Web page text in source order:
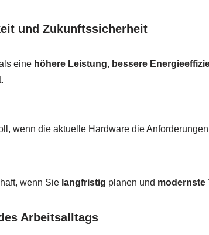
und Zukunftssicherheit
eine höhere Leistung, bessere
wenn die aktuelle Hardware die
wenn Sie langfristig planen und modernste
Arbeitsalltags